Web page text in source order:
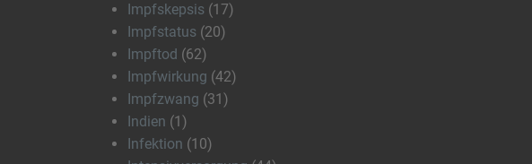
Impfskepsis (17)
Impfstatus (20)
Impftod (62)
Impfwirkung (42)
Impfzwang (31)
Indien (1)
Infektion (10)